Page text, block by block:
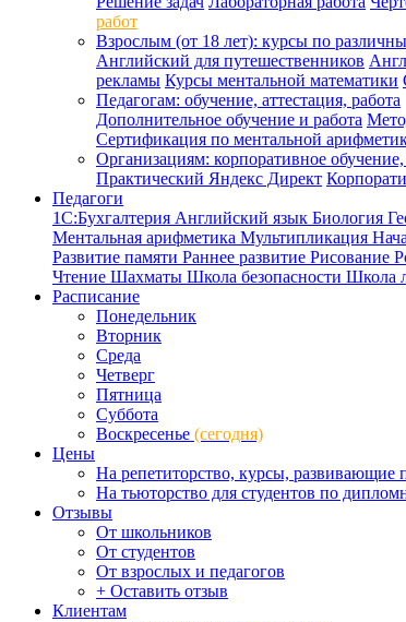
работ
Взрослым (от 18 лет): курсы по
Английский для путешественников
рекламы Курсы ментальной математики
Педагогам: обучение, аттестация, работа
Дополнительное обучение и работа
Сертификация по ментальной
Организациям: корпоративное обучение,
Практический Яндекс Директ
Педагоги
1С:Бухгалтерия Английский язык Биология
Ментальная арифметика Мультипликация
Развитие памяти Раннее развитие Рисование
Чтение Шахматы Школа безопасности Школа
Расписание
Понедельник
Вторник
Среда
Четверг
Пятница
Суббота
Воскресенье (сегодня)
Цены
На репетиторство, курсы, развивающие
На тьюторство для студентов по
Отзывы
От школьников
От студентов
От взрослых и педагогов
+ Оставить отзыв
Клиентам